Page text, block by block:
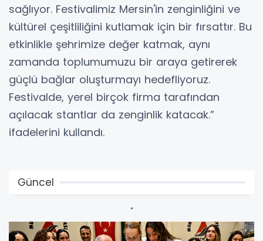
sağlıyor. Festivalimiz Mersin'in zenginliğini ve
kültürel çeşitliliğini kutlamak için bir fırsattır. Bu
etkinlikle şehrimize değer katmak, aynı
zamanda toplumumuzu bir araya getirerek
güçlü bağlar oluşturmayı hedefliyoruz.
Festivalde, yerel birçok firma tarafından
açılacak stantlar da zenginlik katacak.”
ifadelerini kullandı.
Güncel